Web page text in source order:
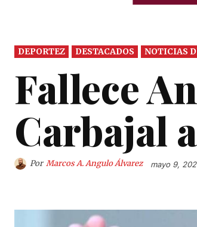
DEPORTEZ DESTACADOS NOTICIAS
Fallece
Carbajal
Por Marcos A. Angulo Álvarez mayo 9,